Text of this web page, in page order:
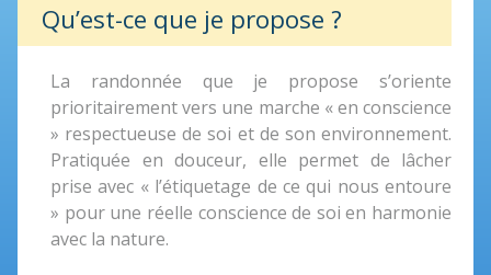
Qu’est-ce que je propose ?
La randonnée que je propose s’oriente
prioritairement vers une marche « en conscience
» respectueuse de soi et de son environnement.
Pratiquée en douceur, elle permet de lâcher
prise avec « l’étiquetage de ce qui nous entoure
» pour une réelle conscience de soi en harmonie
avec la nature.